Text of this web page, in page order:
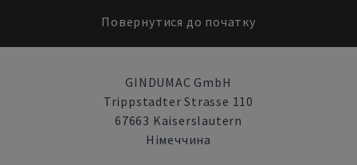
Повернутися до початку
GINDUMAC GmbH
Trippstadter Strasse 110
67663 Kaiserslautern
Німеччина